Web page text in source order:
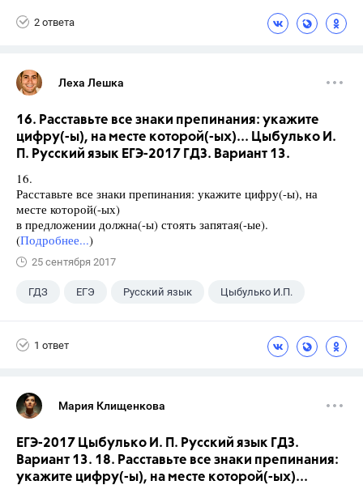
2 ответа
Леха Лешка
16. Расставьте все знаки препинания: укажите
цифру(-ы), на месте которой(-ых)... Цыбулько И.
П. Русский язык ЕГЭ-2017 ГДЗ. Вариант 13.
16.
Расставьте все знаки препинания: укажите цифру(-ы), на
месте которой(-ых)
в предложении должна(-ы) стоять запятая(-ые).
(Подробнее...)
25 сентября 2017
ГДЗ ЕГЭ Русский язык Цыбулько И.П.
1 ответ
Мария Клищенкова
ЕГЭ-2017 Цыбулько И. П. Русский язык ГДЗ.
Вариант 13. 18. Расставьте все знаки препинания:
укажите цифру(-ы), на месте которой(-ых)...